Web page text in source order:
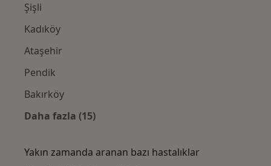
Şişli
Kadıköy
Ataşehir
Pendik
Bakırköy
Daha fazla (15)
Yakın zamanda aranan bazı hastalıklar